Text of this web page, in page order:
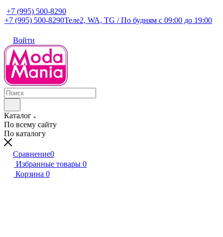
+7 (995) 500-8290
+7 (995) 500-8290Теле2, WA, TG / По будням c 09:00 до 19:00
Войти
Каталог
По всему сайту
По каталогу
Сравнение0
Избранные товары 0
Корзина 0